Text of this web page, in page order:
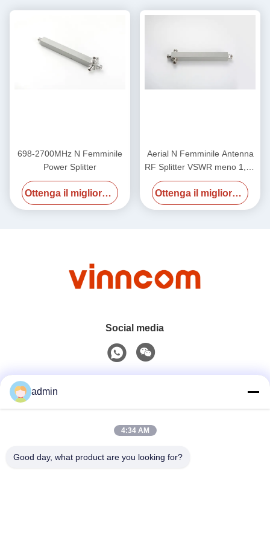
698-2700MHz N Femminile
Power Splitter
Ottenga il migliore prezzo
Aerial N Femminile Antenna
RF Splitter VSWR meno 1,25
/ meno 1,3 700-4000MHz
Ottenga il migliore prezzo
Social media
0086-551-65396351
admin
4:34 AM
Good day, what product are you looking for?